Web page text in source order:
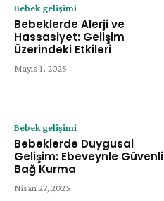
Bebek gelişimi
Bebeklerde Alerji ve
Hassasiyet: Gelişim
Üzerindeki Etkileri
Mayıs 1, 2025
Bebek gelişimi
Bebeklerde Duygusal
Gelişim: Ebeveynle Güvenli
Bağ Kurma
Nisan 27, 2025